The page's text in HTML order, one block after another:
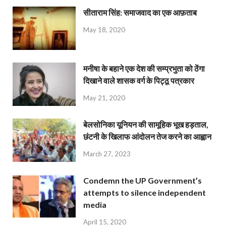
सीताराम सिंह: समाजवाद का एक आफ़ताब
May 18, 2020
मनीषा के बहाने एक देश की सम्प्रभुता को ठेंगा
दिखाने वाले शासक वर्ग के पिट्ठू पत्रकार
May 21, 2020
बेलसोनिका यूनियन की सामूहिक भूख हड़ताल,
छंटनी के खिलाफ आंदोलन तेज करने का आह्वान
March 27, 2023
Condemn the UP Government’s
attempts to silence independent
media
April 15, 2020